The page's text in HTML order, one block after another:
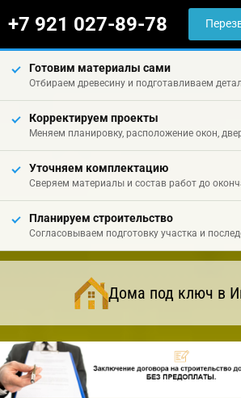
+7 921 027-89-78
Готовим материалы сами
Отбираем древесину и подготавливаем
Корректируем проекты
Меняем планировку, расположение окон,
Уточняем комплектацию
Сверяем материалы и состав работ до
Планируем строительство
Согласовываем подготовку участка и
Дома под ключ в